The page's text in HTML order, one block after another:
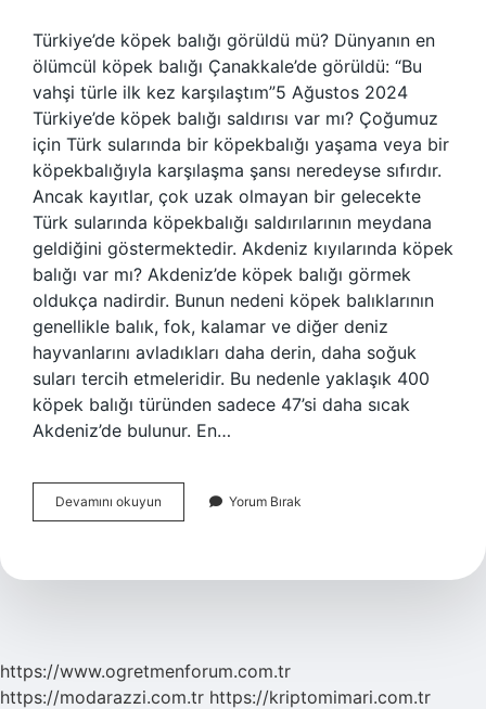
Türkiye’de köpek balığı görüldü mü? Dünyanın en
ölümcül köpek balığı Çanakkale’de görüldü: “Bu
vahşi türle ilk kez karşılaştım”5 Ağustos 2024
Türkiye’de köpek balığı saldırısı var mı? Çoğumuz
için Türk sularında bir köpekbalığı yaşama veya bir
köpekbalığıyla karşılaşma şansı neredeyse sıfırdır.
Ancak kayıtlar, çok uzak olmayan bir gelecekte
Türk sularında köpekbalığı saldırılarının meydana
geldiğini göstermektedir. Akdeniz kıyılarında köpek
balığı var mı? Akdeniz’de köpek balığı görmek
oldukça nadirdir. Bunun nedeni köpek balıklarının
genellikle balık, fok, kalamar ve diğer deniz
hayvanlarını avladıkları daha derin, daha soğuk
suları tercih etmeleridir. Bu nedenle yaklaşık 400
köpek balığı türünden sadece 47’si daha sıcak
Akdeniz’de bulunur. En…
Devamını okuyun Türkiyede
Köpek
Mı
Yorum Bırak
https://www.ogretmenforum.com.tr
https://modarazzi.com.tr https://kriptomimari.com.tr